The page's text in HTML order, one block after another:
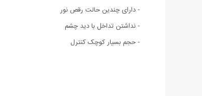
- دارای چندین حالت رقص نور
- نداشتن تداخل با دید چشم
- حجم بسیار کوچک کنترل